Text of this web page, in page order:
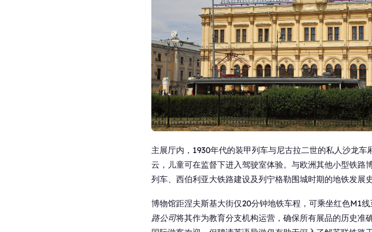
主展厅内，1930年代的装甲列车与尼古拉二世的私人沙龙车
云，儿童可在监督下进入驾驶室体验。与欧洲其他小型铁路
列车、西伯利亚大铁路建设及列宁格勒围城时期的地铁发展史
博物馆距涅夫斯基大街仅20分钟地铁车程，可乘坐红色M1线
路公司将其作为教育分支机构运营，确保所有展品的历史准